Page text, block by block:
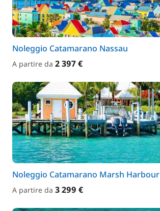
Noleggio Catamarano Nassau
A partire da 2 397 €
Noleggio Catamarano Marsh Harbour
A partire da 3 299 €